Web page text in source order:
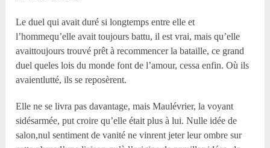
Le duel qui avait duré si longtemps entre elle et
l’hommequ’elle avait toujours battu, il est vrai, mais qu’elle
avaittoujours trouvé prêt à recommencer la bataille, ce grand
duel queles lois du monde font de l’amour, cessa enfin. Où ils
avaientlutté, ils se reposèrent.
Elle ne se livra pas davantage, mais Maulévrier, la voyant
sidésarmée, put croire qu’elle était plus à lui. Nulle idée de
salon,nul sentiment de vanité ne vinrent jeter leur ombre sur